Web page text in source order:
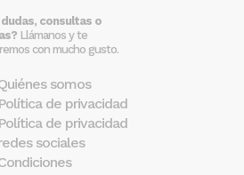
consultas o
Llámanos y te
con mucho gusto.
somos
Política de privacidad
Política de privacidad
sociales